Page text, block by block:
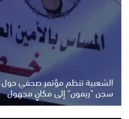
الشعبية تنظم مؤتمر صحفي حول
سجن "ريمون" إلى مكانٍ مجهول